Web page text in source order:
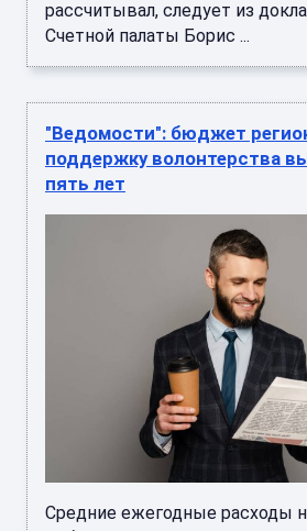
рассчитывал, следует из
Счетной палаты Борис ...
"Ведомости": бюджет
поддержку волонтерства
пять лет
Средние ежегодные расходы